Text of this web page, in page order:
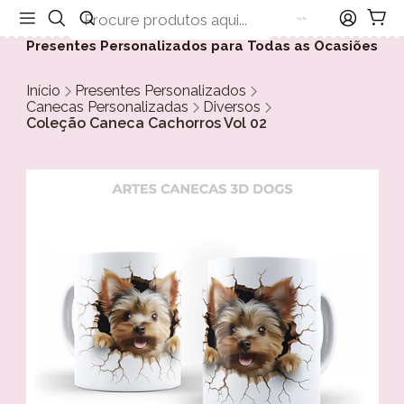
Presentes Personalizados para Todas as Ocasiões
Início
Presentes Personalizados
Canecas Personalizadas
Diversos
Coleção Caneca Cachorros Vol 02